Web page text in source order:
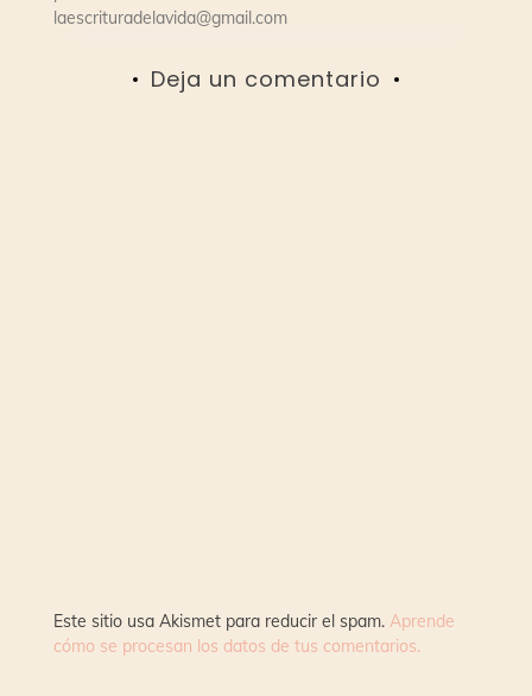
laescrituradelavida@gmail.com
Deja un comentario
Este sitio usa Akismet para reducir el spam. Aprende
cómo se procesan los datos de tus comentarios.